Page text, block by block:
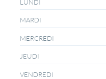
LUNDI
MARDI
MERCREDI
JEUDI
VENDREDI